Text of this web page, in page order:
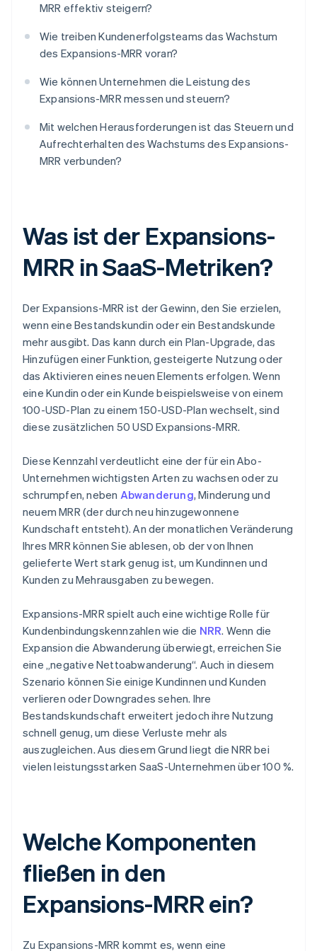
MRR effektiv steigern?
Wie treiben Kundenerfolgsteams das Wachstum
des Expansions-MRR voran?
Wie können Unternehmen die Leistung des
Expansions-MRR messen und steuern?
Mit welchen Herausforderungen ist das Steuern und
Aufrechterhalten des Wachstums des Expansions-
MRR verbunden?
Was ist der Expansions-
MRR in SaaS-Metriken?
Der Expansions-MRR ist der Gewinn, den Sie erzielen,
wenn eine Bestandskundin oder ein Bestandskunde
mehr ausgibt. Das kann durch ein Plan-Upgrade, das
Hinzufügen einer Funktion, gesteigerte Nutzung oder
das Aktivieren eines neuen Elements erfolgen. Wenn
eine Kundin oder ein Kunde beispielsweise von einem
100-USD-Plan zu einem 150-USD-Plan wechselt, sind
diese zusätzlichen 50 USD Expansions-MRR.
Diese Kennzahl verdeutlicht eine der für ein Abo-
Unternehmen wichtigsten Arten zu wachsen oder zu
schrumpfen, neben Abwanderung, Minderung und
neuem MRR (der durch neu hinzugewonnene
Kundschaft entsteht). An der monatlichen Veränderung
Ihres MRR können Sie ablesen, ob der von Ihnen
gelieferte Wert stark genug ist, um Kundinnen und
Kunden zu Mehrausgaben zu bewegen.
Expansions-MRR spielt auch eine wichtige Rolle für
Kundenbindungskennzahlen wie die NRR. Wenn die
Expansion die Abwanderung überwiegt, erreichen Sie
eine „negative Nettoabwanderung“. Auch in diesem
Szenario können Sie einige Kundinnen und Kunden
verlieren oder Downgrades sehen. Ihre
Bestandskundschaft erweitert jedoch ihre Nutzung
schnell genug, um diese Verluste mehr als
auszugleichen. Aus diesem Grund liegt die NRR bei
vielen leistungsstarken SaaS-Unternehmen über 100 %.
Welche Komponenten
fließen in den
Expansions-MRR ein?
Zu Expansions-MRR kommt es, wenn eine